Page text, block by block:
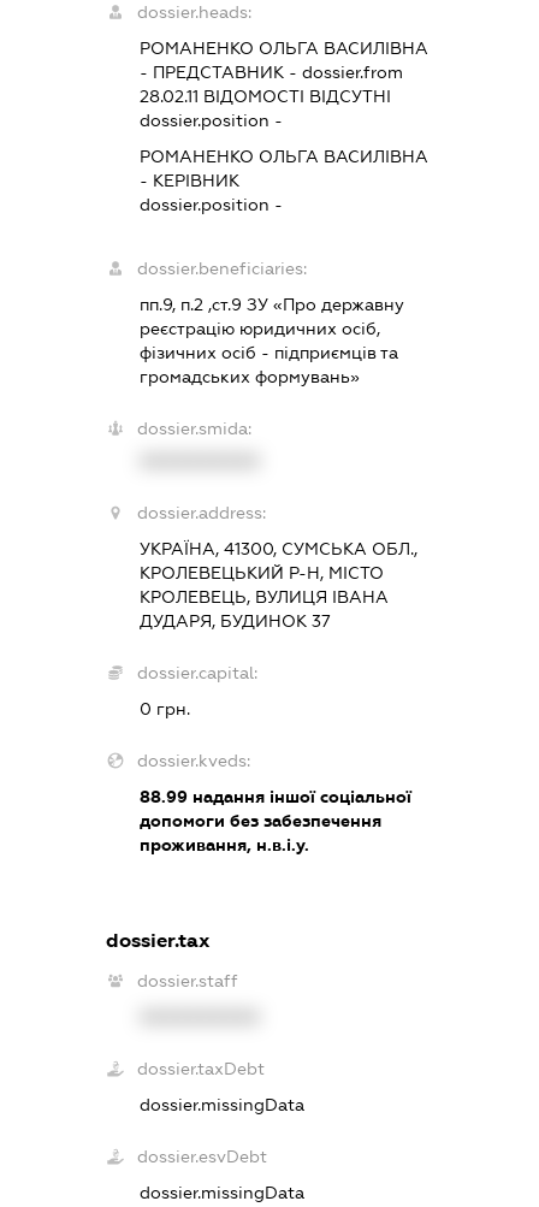
dossier.heads:
РОМАНЕНКО ОЛЬГА ВАСИЛІВНА
- ПРЕДСТАВНИК - dossier.from
28.02.11 ВІДОМОСТІ ВІДСУТНІ
dossier.position -
РОМАНЕНКО ОЛЬГА ВАСИЛІВНА
- КЕРІВНИК
dossier.position -
dossier.beneficiaries:
пп.9, п.2 ,ст.9 ЗУ «Про державну
реєстрацію юридичних осіб,
фізичних осіб - підприємців та
громадських формувань»
dossier.smida:
dossier.address:
УКРАЇНА, 41300, СУМСЬКА ОБЛ.,
КРОЛЕВЕЦЬКИЙ Р-Н, МІСТО
КРОЛЕВЕЦЬ, ВУЛИЦЯ ІВАНА
ДУДАРЯ, БУДИНОК 37
dossier.capital:
0 грн.
dossier.kveds:
88.99надання іншої соціальної
допомоги без забезпечення
проживання, н.в.і.у.
dossier.tax
dossier.staff
dossier.taxDebt
dossier.missingData
dossier.esvDebt
dossier.missingData